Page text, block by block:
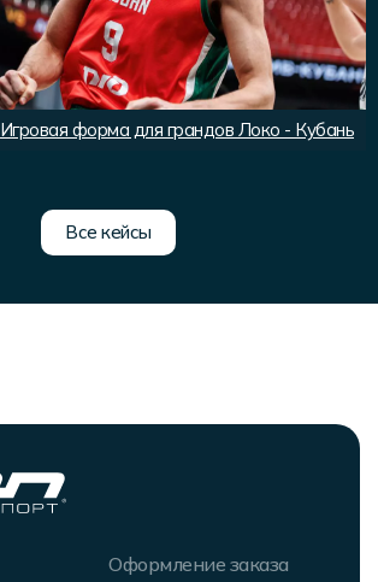
Игровая форма для грандов Локо - Кубань
Все кейсы
Оформление заказа